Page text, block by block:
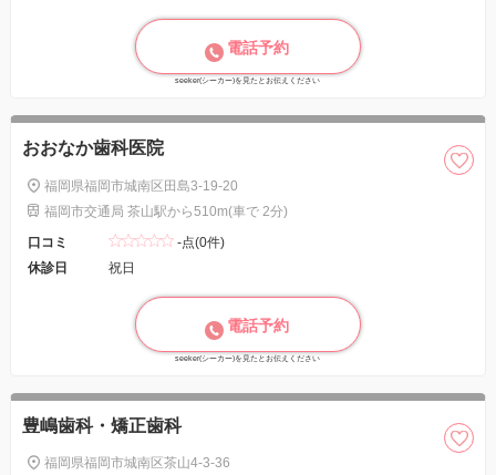
電話予約
seeker(シーカー)を見たとお伝えください
おおなか歯科医院
福岡県福岡市城南区田島3-19-20
福岡市交通局 茶山駅から510m(車で 2分)
口コミ
-点(0件)
休診日
祝日
電話予約
seeker(シーカー)を見たとお伝えください
豊嶋歯科・矯正歯科
福岡県福岡市城南区茶山4-3-36